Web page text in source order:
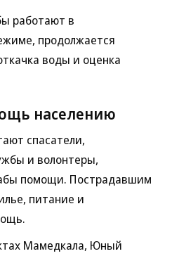
работают в
продолжается
воды и оценка
населению
спасатели,
и волонтеры,
помощи. Пострадавшим
питание и
Мамедкала, Юный